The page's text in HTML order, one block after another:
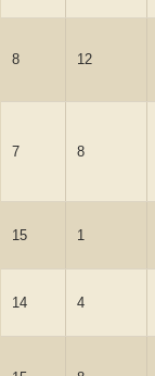
8 12
7 8
15 1
14 4